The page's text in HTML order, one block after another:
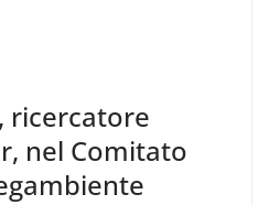
ricercatore
nel Comitato